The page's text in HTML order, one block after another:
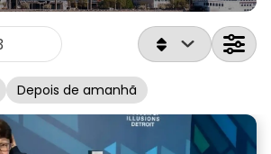
Depois de amanhã